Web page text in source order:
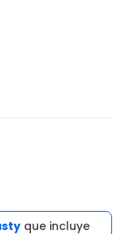
que incluye